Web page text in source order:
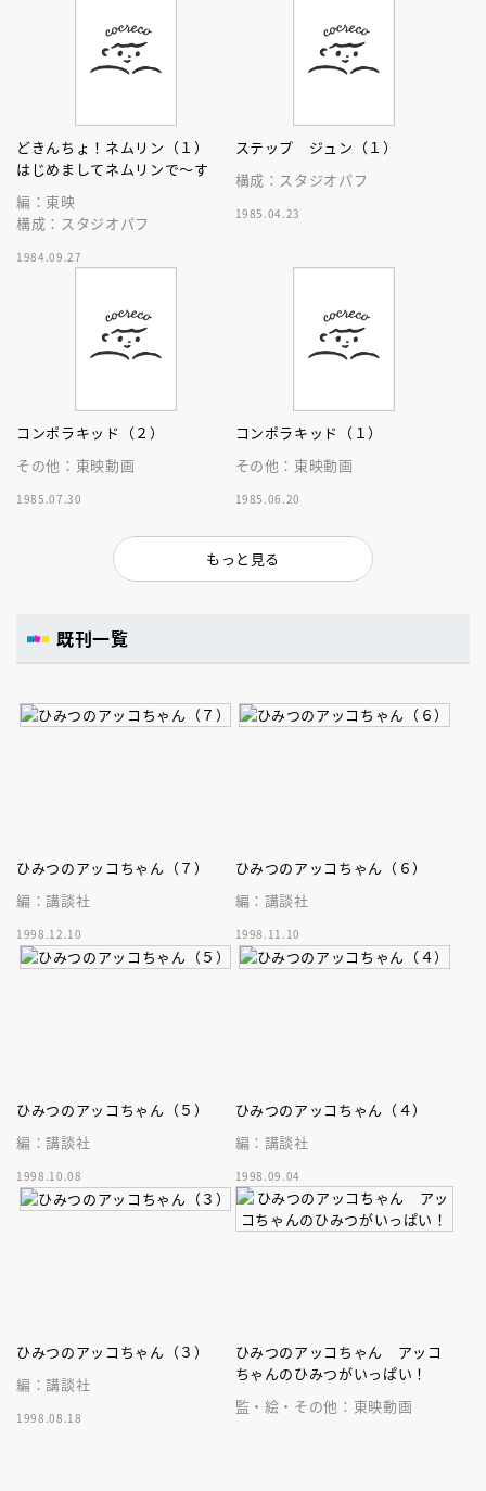
どきんちょ！ネムリン（１）
はじめましてネムリンで～す
編：東映
構成：スタジオパフ
1984.09.27
ステップ ジュン（１）
構成：スタジオパフ
1985.04.23
コンポラキッド（２）
その他：東映動画
1985.07.30
コンポラキッド（１）
その他：東映動画
1985.06.20
もっと見る
既刊一覧
ひみつのアッコちゃん（７）
編：講談社
1998.12.10
ひみつのアッコちゃん（６）
編：講談社
1998.11.10
ひみつのアッコちゃん（５）
編：講談社
1998.10.08
ひみつのアッコちゃん（４）
編：講談社
1998.09.04
ひみつのアッコちゃん（３）
編：講談社
1998.08.18
ひみつのアッコちゃん アッコ
ちゃんのひみつがいっぱい！
監・絵・その他：東映動画